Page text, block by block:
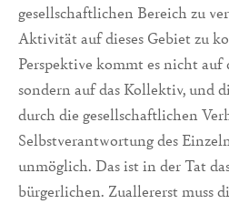
gesellschaftlichen Bereich zu
Aktivität auf dieses Gebiet zu
Perspektive kommt es nicht
sondern auf das Kollektiv, und
durch die gesellschaftlichen
Selbstverantwortung des
unmöglich. Das ist in der Tat
bürgerlichen. Zuallererst muss